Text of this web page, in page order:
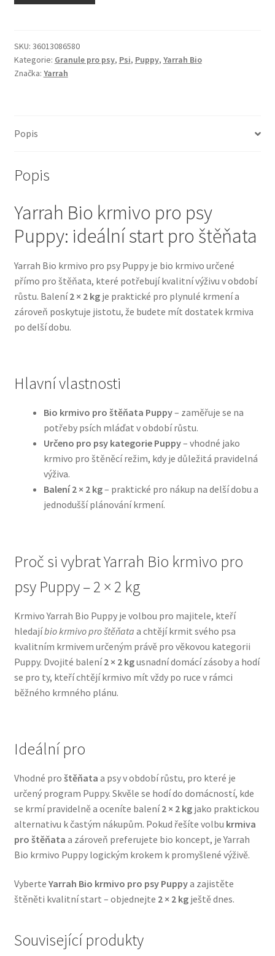
Odpočívadla pro kočky
Pamlsky pro kočky
Škrabadla pro kočky
Veterinární dieta pro kočky
Vše pro psy — Krmivo, doplňky, vybavení
Boudy a výběhy
Bozita pro psy — Švédské krmivo s nordickou kvalitou
přírodními složkami
Happy Dog — Německá kvalita a přirozené složení
Hill’s pro psy
N&D Farmina pro psy — Italské holistic krmivo
Oblečky pro psy
Pamlsky pro psy
Pelíšky pro psy
Přepravky pro psy
Purizon pro psy — Vysoký obsah masa, bez obilovin
Royal Canin pro psy
Veterinární dieta pro psy
Wolf of Wilderness
SKU: 36013086580
Kategorie: Granule pro psy, Psi, Puppy, Yarrah Bio
Značka: Yarrah
Popis
Popis
Yarrah Bio krmivo pro psy
Puppy: ideální start pro štěňata
Yarrah Bio krmivo pro psy Puppy je bio krmivo určené
přímo pro štěňata, které potřebují kvalitní výživu v období
růstu. Balení2 × 2 kgje praktické pro plynulé krmení a
zároveň poskytuje jistotu, že budete mít dostatek krmiva
po delší dobu.
Hlavní vlastnosti
Bio krmivo pro štěňata Puppy– zaměřuje se na
potřeby psích mláďat v období růstu.
Určeno pro psy kategorie Puppy– vhodné jako
krmivo pro štěněcí režim, kdy je důležitá pravidelná
výživa.
Balení 2 × 2 kg– praktické pro nákup na delší dobu a
jednodušší plánování krmení.
Proč si vybrat Yarrah Bio krmivo pro
psy Puppy – 2 × 2 kg
Krmivo Yarrah Bio Puppy je volbou pro majitele, kteří
hledajíbio krmivo pro štěňata a chtějí krmit svého psa
kvalitním krmivem určeným právě pro věkovou kategorii
Puppy. Dvojité balení2 × 2 kgusnadní domácí zásoby a hodí
se pro ty, kteří chtějí krmivo mít vždy po ruce v rámci
běžného krmného plánu.
Ideální pro
Vhodné pro štěňata a psy v období růstu, pro které je
určený program Puppy. Skvěle se hodí do domácností, kde
se krmí pravidelně a oceníte balení2 × 2 kgjako praktickou
alternativu k častým nákupům. Pokud řešíte volbu krmiva
pro štěňata a zároveň preferujete bio koncept, je Yarrah
Bio krmivo Puppy logickým krokem k promyšlené výživě.
Vyberte Yarrah Bio krmivo pro psy Puppya zajistěte
štěněti kvalitní start – objednejte 2 × 2 kgještě dnes.
Související produkty